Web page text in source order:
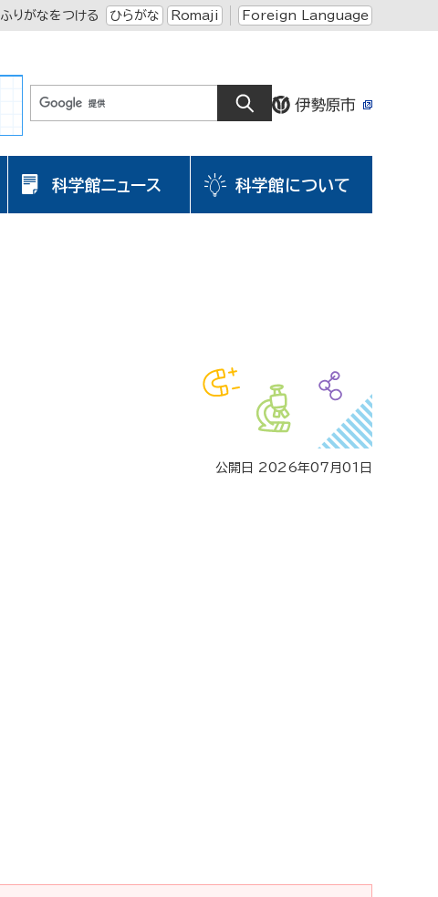
ふりがなをつける ひらがな Romaji Foreign Language
科学館ニュース 科学館について
公開日 2026年07月01日